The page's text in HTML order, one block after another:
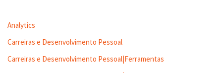
Analytics
Carreiras e Desenvolvimento Pessoal
Carreiras e Desenvolvimento Pessoal|Ferramentas